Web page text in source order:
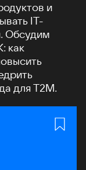
и
IT-
Обсудим
как
для T2M.